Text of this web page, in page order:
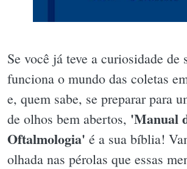
Se você já teve a curiosidade de
funciona o mundo das coletas
e, quem sabe, se preparar para
de olhos bem abertos, 'Manual
Oftalmologia' é a sua bíblia!
olhada nas pérolas que essas